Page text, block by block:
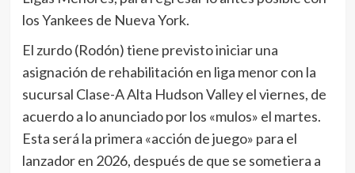
los Yankees de Nueva York.
El zurdo (Rodón) tiene previsto iniciar una
asignación de rehabilitación en liga menor con la
sucursal Clase-A Alta Hudson Valley el viernes, de
acuerdo a lo anunciado por los «mulos» el martes.
Esta será la primera «acción de juego» para el
lanzador en 2026, después de que se sometiera a